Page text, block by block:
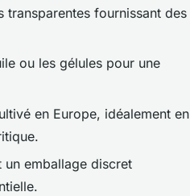
transparentes fournissant des
ou les gélules pour une
en Europe, idéalement en
emballage discret